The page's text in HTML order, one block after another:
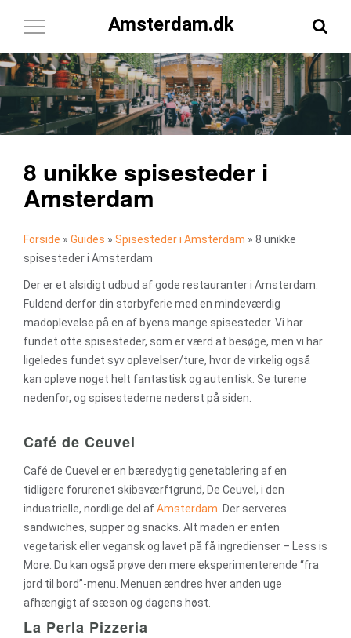
Amsterdam.dk
Toggle
8 unikke spisesteder i
Amsterdam
Forside » Guides » Spisesteder i Amsterdam » 8 unikke
spisesteder i Amsterdam
Der er et alsidigt udbud af gode restauranter i Amsterdam.
Fuldend derfor din storbyferie med en mindeværdig
madoplevelse på en af byens mange spisesteder. Vi har
fundet otte spisesteder, som er værd at besøge, men vi har
ligeledes fundet syv oplevelser/ture, hvor de virkelig også
kan opleve noget helt fantastisk og autentisk. Se turene
nedenfor, og spisestederne nederst på siden.
Café de Ceuvel
Café de Cuevel er en bæredygtig genetablering af en
tidligere forurenet skibsværftgrund, De Ceuvel, i den
industrielle, nordlige del afAmsterdam . Der serveres
sandwiches, supper og snacks. Alt maden er enten
vegetarisk eller vegansk og lavet på få ingredienser – Less is
More. Du kan også prøve den mere eksperimenterende “fra
jord til bord”-menu. Menuen ændres hver anden uge
afhængigt af sæson og dagens høst.
La Perla Pizzeria